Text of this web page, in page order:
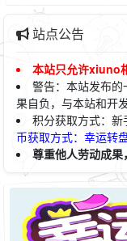
站点公告
本站只允许xiuno
警告：本站发布
果自负，与本站和开
积分获取方式：新
币获取方式：幸运转
尊重他人劳动成果